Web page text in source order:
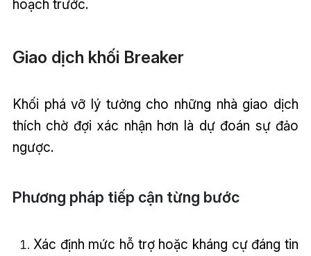
hoạch trước.
Giao dịch khối Breaker
Khối phá vỡ lý tưởng cho những nhà giao dịch
thích chờ đợi xác nhận hơn là dự đoán sự đảo
ngược.
Phương pháp tiếp cận từng bước
Xác định mức hỗ trợ hoặc kháng cự đáng tin